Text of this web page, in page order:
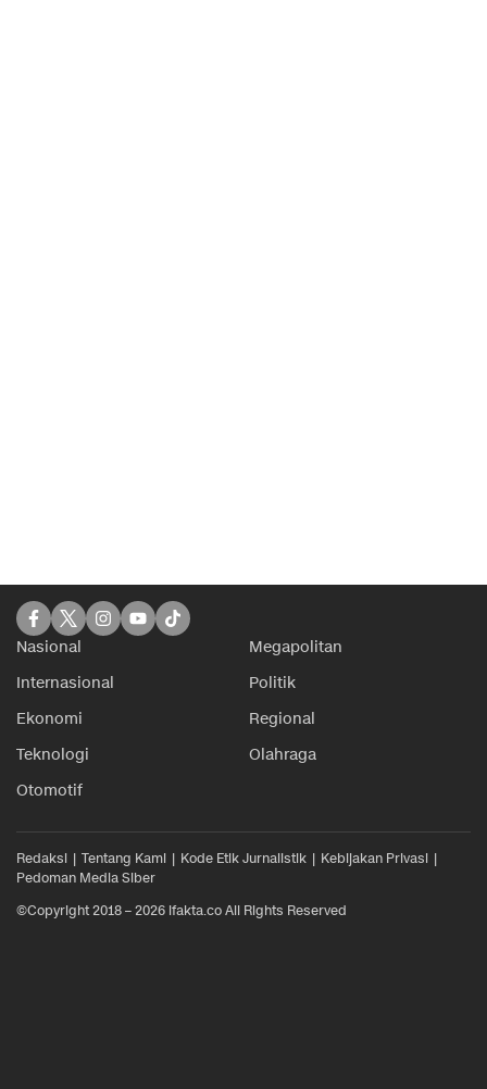
Nasional
Megapolitan
Internasional
Politik
Ekonomi
Regional
Teknologi
Olahraga
Otomotif
Redaksi Tentang Kami Kode Etik Jurnalistik
Kebijakan Privasi
Pedoman Media Siber
©Copyright 2018 – 2026 ifakta.co All Rights Reserved